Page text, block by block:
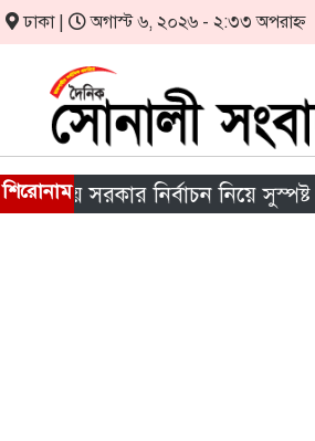
ঢাকা | অগাস্ট ৬, ২০২৬ - ২:৩৩ অপরাহ্ন
শিরোনামসরকার নির্বাচন নিয়ে সুস্পষ্ট